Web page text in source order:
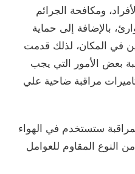
ومكافحة الجرائم
بالإضافة إلى حماية
في المكان، لذلك قدمت
بعض الأمور التي يجب
مراقبة ضاحية علي
ستستخدم في الهواء
النوع المقاوم للعوامل